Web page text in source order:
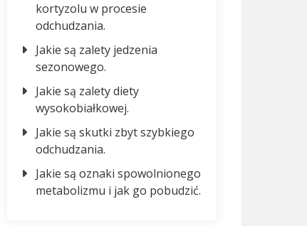
kortyzolu w procesie
odchudzania.
Jakie są zalety jedzenia
sezonowego.
Jakie są zalety diety
wysokobiałkowej.
Jakie są skutki zbyt szybkiego
odchudzania.
Jakie są oznaki spowolnionego
metabolizmu i jak go pobudzić.